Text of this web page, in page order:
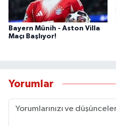
Bayern Münih - Aston Villa
Maçı Başlıyor!
Yorumlar